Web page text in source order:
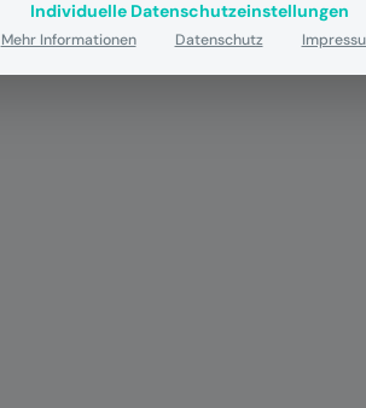
Individuelle Datenschutzeinstellungen
Mehr Informationen Datenschutz